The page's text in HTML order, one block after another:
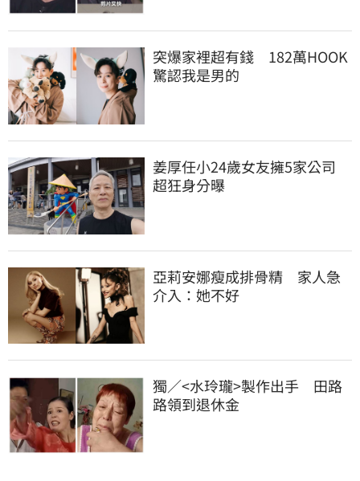
突爆家裡超有錢　182萬HOOK
驚認我是男的
姜厚任小24歲女友擁5家公司
超狂身分曝
亞莉安娜瘦成排骨精　家人急
介入：她不好
獨／<水玲瓏>製作出手　田路
路領到退休金